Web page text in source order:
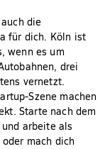
die
für dich. Köln ist
wenn es um
drei
vernetzt.
Szene machen
Starte nach dem
arbeite als
mach dich